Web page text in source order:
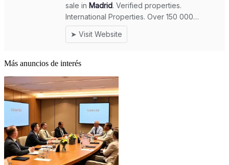
Más anuncios de interés